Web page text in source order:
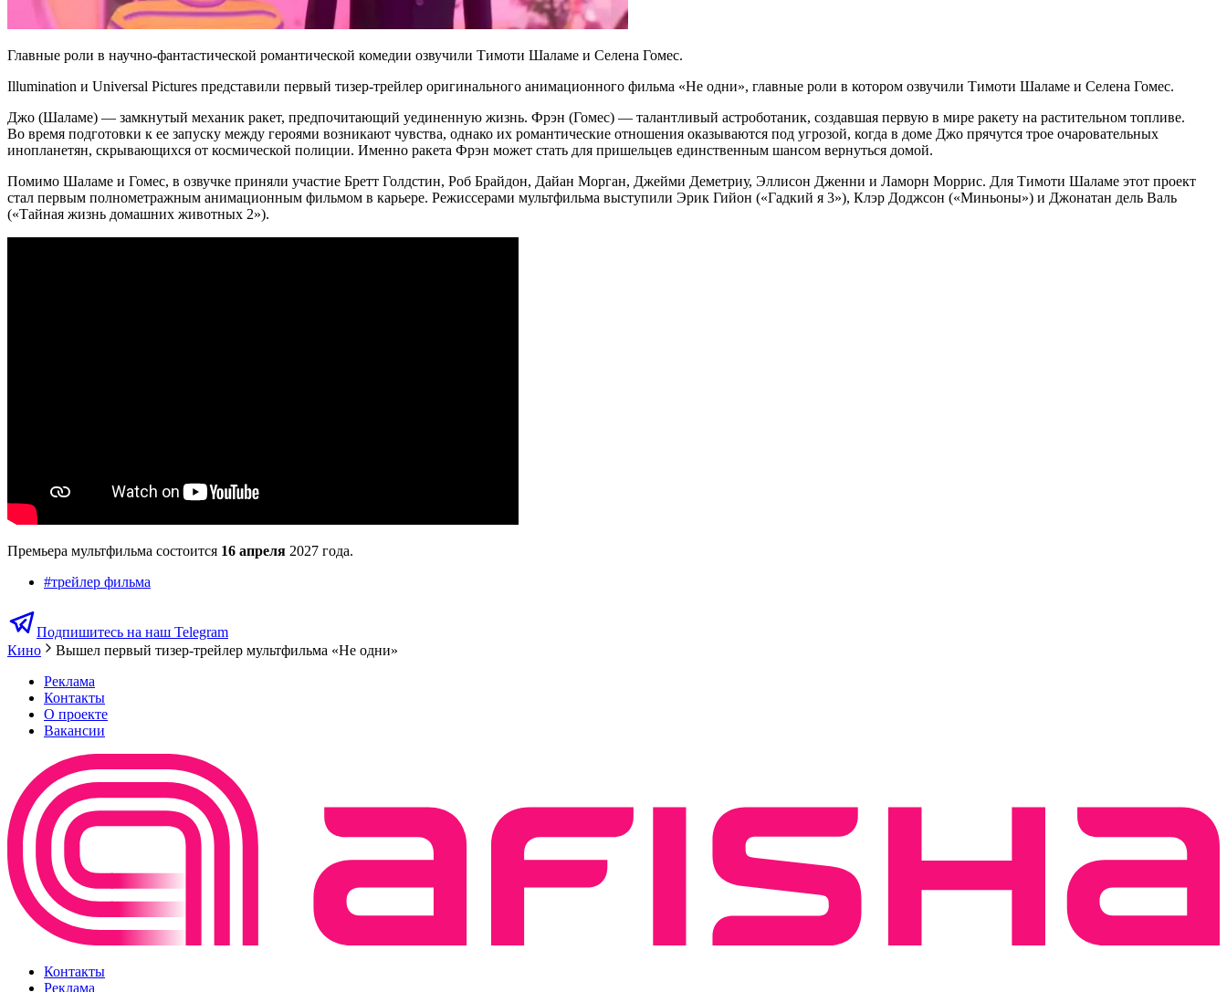
Главные роли в научно-фантастической романтической комедии озвучили Тимоти Шаламе и Селена Гомес.
Illumination и Universal Pictures представили первый тизер-трейлер оригинального анимационного фильма «Не одни», главные роли в котором озвучили Тимоти Шаламе и Селена Гомес.
Джо (Шаламе) — замкнутый механик ракет, предпочитающий уединенную жизнь. Фрэн (Гомес) — талантливый астроботаник, создавшая первую в мире ракету на растительном топливе.
Во время подготовки к ее запуску между героями возникают чувства, однако их романтические отношения оказываются под угрозой, когда в доме Джо прячутся трое очаровательных
инопланетян, скрывающихся от космической полиции. Именно ракета Фрэн может стать для пришельцев единственным шансом вернуться домой.
Помимо Шаламе и Гомес, в озвучке приняли участие Бретт Голдстин, Роб Брайдон, Дайан Морган, Джейми Деметриу, Эллисон Дженни и Ламорн Моррис. Для Тимоти Шаламе этот проект
стал первым полнометражным анимационным фильмом в карьере. Режиссерами мультфильма выступили Эрик Гийон («Гадкий я 3»), Клэр Доджсон («Миньоны») и Джонатан дель Валь
(«Тайная жизнь домашних животных 2»).
Премьера мультфильма состоится 16 апреля 2027 года.
#трейлер фильма
Подпишитесь на наш Telegram
Кино
Вышел первый тизер-трейлер мультфильма «Не одни»
Реклама
Контакты
О проекте
Вакансии
Контакты
Реклама